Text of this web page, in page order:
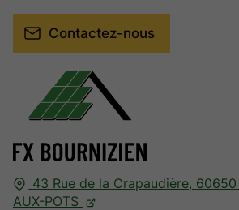
43 Rue de la Crapaudière, 60650
AUX-POTS
Contactez-nous